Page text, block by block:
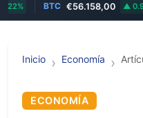
BTC €56.158,00 0.9%
Inicio Economía
ECONOMÍA